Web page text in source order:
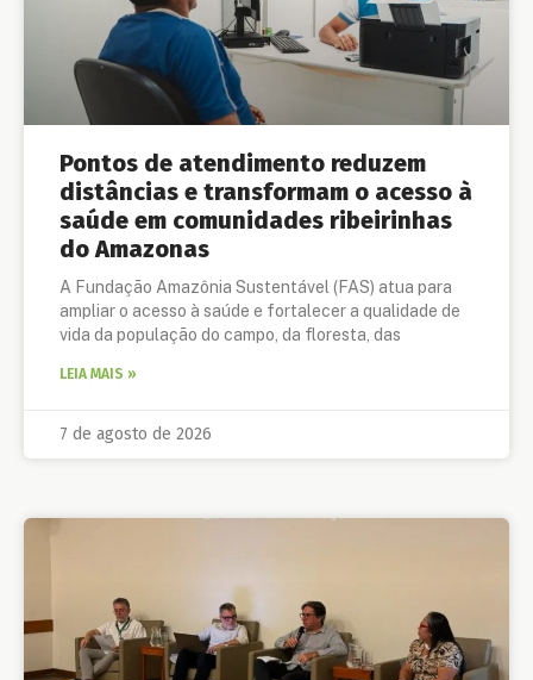
Pontos de atendimento reduzem
distâncias e transformam o acesso à
saúde em comunidades ribeirinhas
do Amazonas
A Fundação Amazônia Sustentável (FAS) atua para
ampliar o acesso à saúde e fortalecer a qualidade de
vida da população do campo, da floresta, das
LEIA MAIS »
7 de agosto de 2026